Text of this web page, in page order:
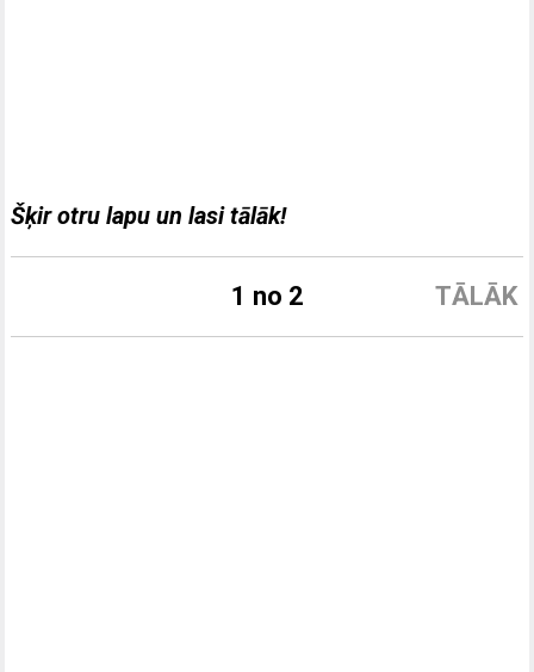
Šķir otru lapu un lasi tālāk!
TĀLĀK
1 no 2